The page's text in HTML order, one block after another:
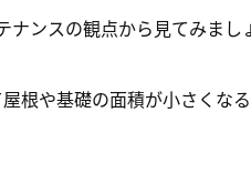
ナンスの観点から見てみまし
根や基礎の面積が小さくな